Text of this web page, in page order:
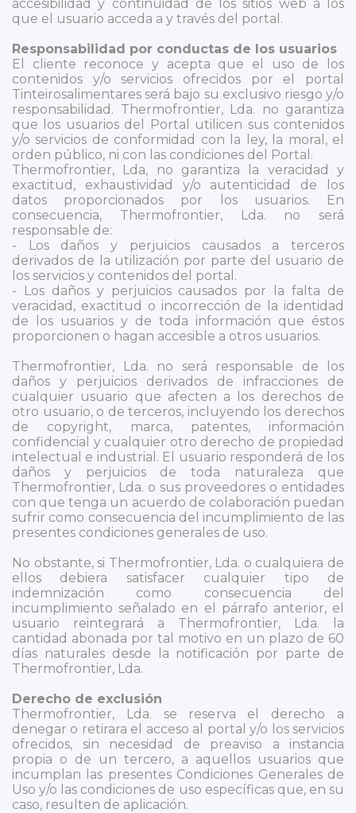
accesibilidad y continuidad de los sitios web a los
que el usuario acceda a y través del portal.
Responsabilidad por conductas de los usuarios
El cliente reconoce y acepta que el uso de los
contenidos y/o servicios ofrecidos por el portal
Tinteirosalimentares será bajo su exclusivo riesgo y/o
responsabilidad. Thermofrontier, Lda. no garantiza
que los usuarios del Portal utilicen sus contenidos
y/o servicios de conformidad con la ley, la moral, el
orden público, ni con las condiciones del Portal.
Thermofrontier, Lda, no garantiza la veracidad y
exactitud, exhaustividad y/o autenticidad de los
datos proporcionados por los usuarios. En
consecuencia, Thermofrontier, Lda. no será
responsable de:
- Los daños y perjuicios causados a terceros
derivados de la utilización por parte del usuario de
los servicios y contenidos del portal.
- Los daños y perjuicios causados por la falta de
veracidad, exactitud o incorrección de la identidad
de los usuarios y de toda información que éstos
proporcionen o hagan accesible a otros usuarios.
Thermofrontier, Lda. no será responsable de los
daños y perjuicios derivados de infracciones de
cualquier usuario que afecten a los derechos de
otro usuario, o de terceros, incluyendo los derechos
de copyright, marca, patentes, información
confidencial y cualquier otro derecho de propiedad
intelectual e industrial. El usuario responderá de los
daños y perjuicios de toda naturaleza que
Thermofrontier, Lda. o sus proveedores o entidades
con que tenga un acuerdo de colaboración puedan
sufrir como consecuencia del incumplimiento de las
presentes condiciones generales de uso.
No obstante, si Thermofrontier, Lda. o cualquiera de
ellos debiera satisfacer cualquier tipo de
indemnización como consecuencia del
incumplimiento señalado en el párrafo anterior, el
usuario reintegrará a Thermofrontier, Lda. la
cantidad abonada por tal motivo en un plazo de 60
días naturales desde la notificación por parte de
Thermofrontier, Lda.
Derecho de exclusión
Thermofrontier, Lda. se reserva el derecho a
denegar o retirara el acceso al portal y/o los servicios
ofrecidos, sin necesidad de preaviso a instancia
propia o de un tercero, a aquellos usuarios que
incumplan las presentes Condiciones Generales de
Uso y/o las condiciones de uso específicas que, en su
caso, resulten de aplicación.